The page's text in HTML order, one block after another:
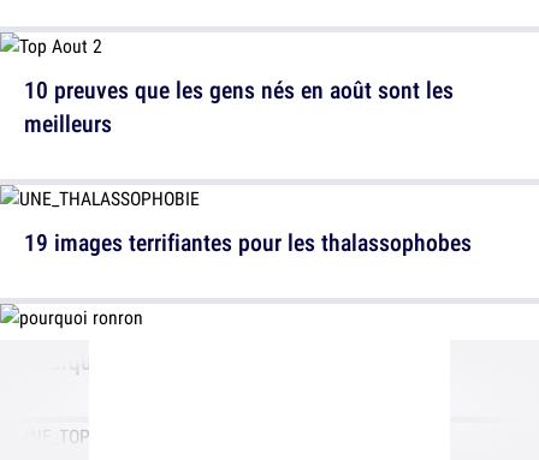
10 preuves que les gens nés en août sont les
meilleurs
Pourquoi les chats ronronnent-ils ?
19 images terrifiantes pour les thalassophobes